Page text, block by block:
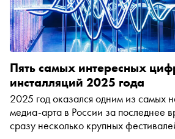
Пять самых интересных
инсталляций 2025 года
2025 год оказался одним из самых
медиа-арта в России за последнее
сразу несколько крупных